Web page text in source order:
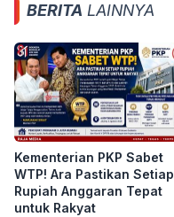
BERITA LAINNYA
Kementerian PKP Sabet
WTP! Ara Pastikan Setiap
Rupiah Anggaran Tepat
untuk Rakyat